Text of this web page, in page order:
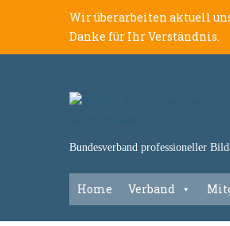
Wir überarbeiten aktuell
Danke für Ihr Verständnis.
Bundesverband professioneller
Home Verband